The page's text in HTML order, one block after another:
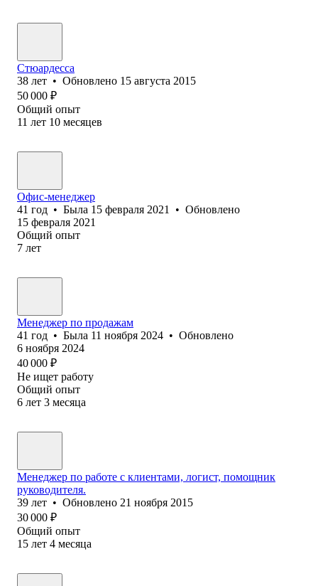
Стюардесса
38 лет • Обновлено 15 августа 2015
50 000 ₽
Общий опыт
11 лет 10 месяцев
Офис-менеджер
41 год • Была 15 февраля 2021 • Обновлено
15 февраля 2021
Общий опыт
7 лет
Менеджер по продажам
41 год • Была 11 ноября 2024 • Обновлено
6 ноября 2024
40 000 ₽
Не ищет работу
Общий опыт
6 лет 3 месяца
Менеджер по работе с клиентами, логист, помощник
руководителя.
39 лет • Обновлено 21 ноября 2015
30 000 ₽
Общий опыт
15 лет 4 месяца